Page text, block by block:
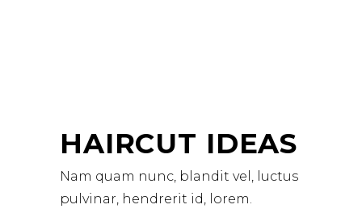
HAIRCUT IDEAS
Nam quam nunc, blandit vel, luctus
pulvinar, hendrerit id, lorem.